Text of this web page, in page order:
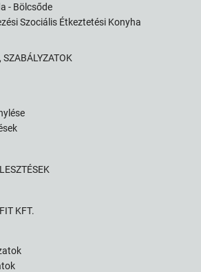
- Bölcsőde
Szociális Étkeztetési Konyha
SZABÁLYZATOK
KFT.